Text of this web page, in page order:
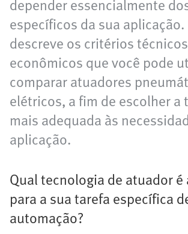
depender essencialmente
específicos da sua
descreve os critérios
econômicos que você pode
comparar atuadores
elétricos, a fim de escolher a
mais adequada às
aplicação.
Qual tecnologia de atuador é
para a sua tarefa específica
automação?